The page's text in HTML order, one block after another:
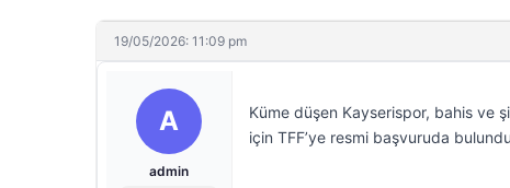
19/05/2026: 11:09 pm
A
admin
Küme düşen Kayserispor, bahis ve
için TFF’ye resmi başvuruda